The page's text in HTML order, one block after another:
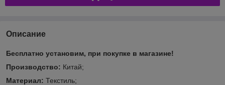
Описание
Бесплатно установим, при покупке в магазине!
Производство: Китай;
Материал: Текстиль;